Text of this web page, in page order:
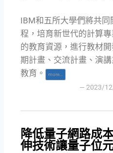
IBM和五所大學們將共
程，培育新世代的計算
的教育資源，進行教材
期計畫、交流計畫、演
教育。
more…
— 2023/
降低量子網路成
伸技術讓量子位